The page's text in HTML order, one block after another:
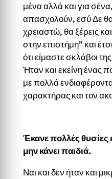
μένα αλλά και για
απασχολούν, εσύ Δε θα
χρειαστώ, θα ξέρεις
στην επιστήμη” και
ότι είμαστε σκλάβοι
Ήταν και εκείνη ένας
με πολλά
χαρακτήρας και τον
Έκανε πολλές θυσίες
μην κάνει παιδιά.
Ναι και δεν ήταν και